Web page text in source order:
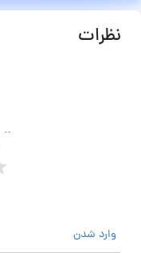
نظرات
وارد شدن